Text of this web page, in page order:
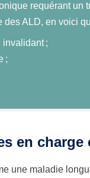
requérant un
ALD, en voici
invalidant ;
;
en charge
une maladie